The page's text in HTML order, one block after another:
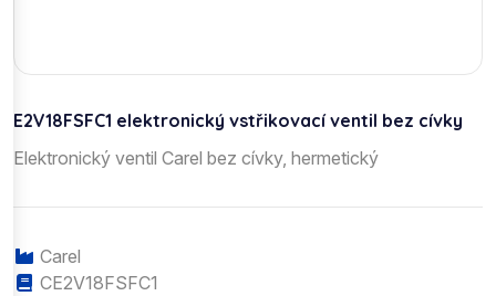
E2V18FSFC1 elektronický vstřikovací ventil bez cívky
Elektronický ventil Carel bez cívky, hermetický
Carel
CE2V18FSFC1